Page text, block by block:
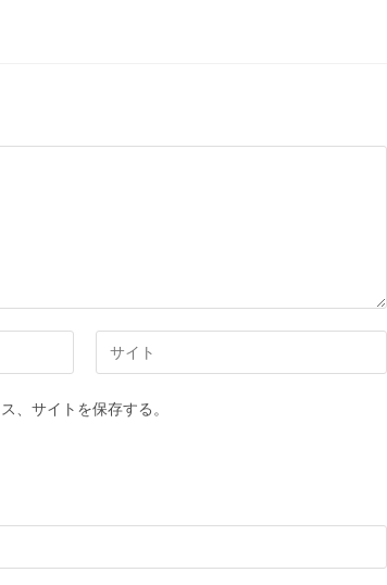
、サイトを保存する。